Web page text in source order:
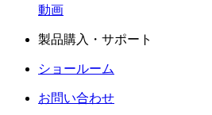
動画
製品購入・サポート
ショールーム
お問い合わせ